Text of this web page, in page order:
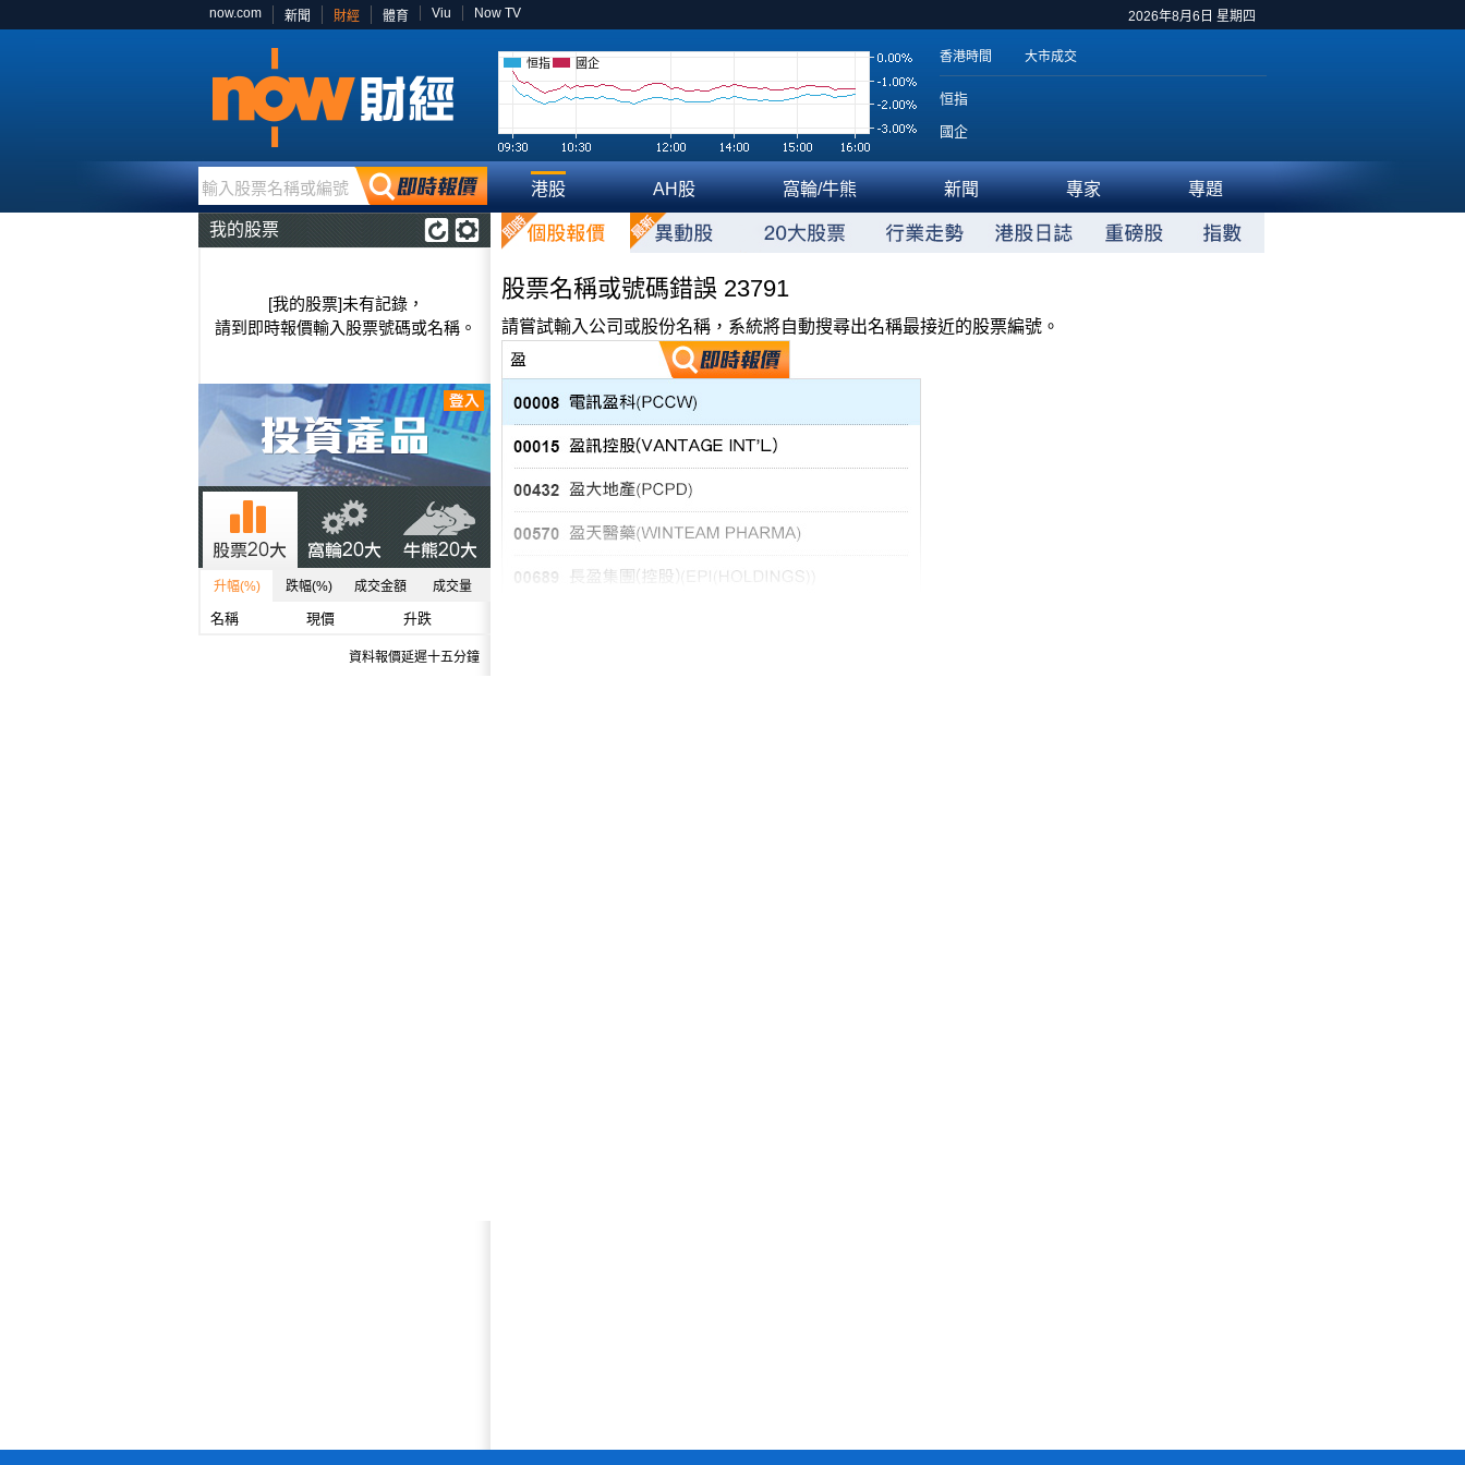
2026年8月6日 星期四
now.com 新聞 財經 體育 Viu Now TV
恒指 國企 香港時間 大市成交
恒指
國企
輸入股票名稱或編號 港股 AH股 窩輪/牛熊 新聞 專家 專題
我的股票
[我的股票]未有記錄，
請到即時報價輸入股票號碼或名稱。
升幅(%) 跌幅(%) 成交金額 成交量
名稱 現價 升跌
資料報價延遲十五分鐘
股票名稱或號碼錯誤 23791
請嘗試輸入公司或股份名稱，系統將自動搜尋出名稱最接近的股票編號。